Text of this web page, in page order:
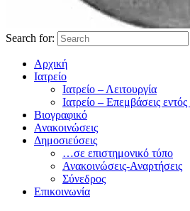
Search for:
Αρχική
Ιατρείο
Ιατρείο – Λειτουργία
Ιατρείο – Επεμβάσεις εντός
Βιογραφικό
Ανακοινώσεις
Δημοσιεύσεις
…σε επιστημονικό τύπο
Ανακοινώσεις-Αναρτήσεις
Σύνεδρος
Επικοινωνία